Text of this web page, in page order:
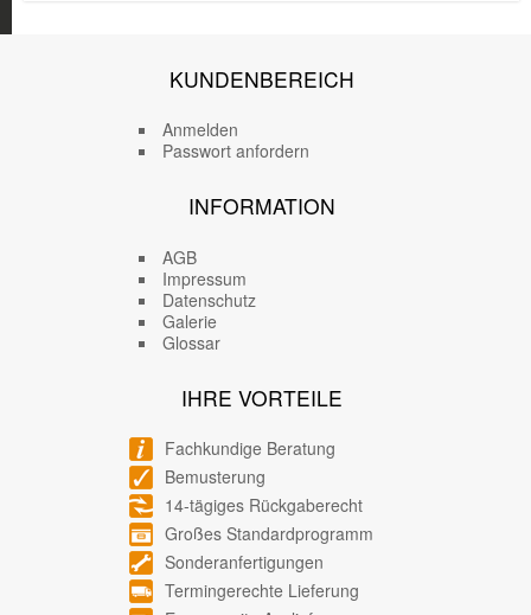
KUNDENBEREICH
Anmelden
Passwort anfordern
INFORMATION
AGB
Impressum
Datenschutz
Galerie
Glossar
IHRE VORTEILE
Fachkundige Beratung
Bemusterung
14-tägiges Rückgaberecht
Großes Standardprogramm
Sonderanfertigungen
Termingerechte Lieferung